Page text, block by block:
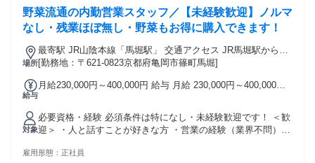
野菜流通の内勤営業スタッフ／【未経験歓迎】ノルマ
なし・残業ほぼ無し・野菜もお得に購入できます！
場所
最寄駅 JR山陰本線「馬堀駅」 交通アクセス JR馬堀駅から徒
歩約10〜15分 亀岡市立病院前バス停から徒歩約3分
[勤務地：〒621-0823京都府亀岡市篠町馬堀]
給与
月給230,000円～400,000円 給与 月給 230,000円～400,000円
ます ※スキル・年齢を考慮し給与は決定 ※業界経験者は優遇
いたします 昇給：年1回 賞与：年2回(業績に応じて支給) <手
当について> 通勤手当（月上限2万円まで）
対象
必要資格・経験 必須条件は特になし・未経験歓迎です！ ＜歓
迎＞ ・人と話すことが好きな方 ・営業の経験（業界不問）
雇用形態： 正社員